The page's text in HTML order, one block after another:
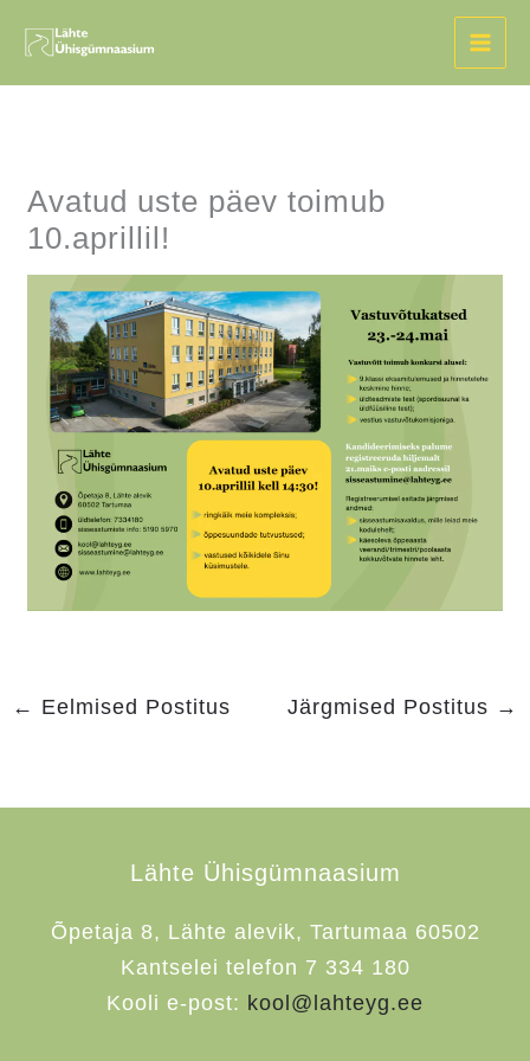
content
Avatud uste päev toimub
10.aprillil!
← Eelmised Postitus Järgmised Postitus →
Lähte Ühisgümnaasium
Õpetaja 8, Lähte alevik, Tartumaa 60502
Kantselei telefon 7 334 180
Kooli e-post: kool@lahteyg.ee